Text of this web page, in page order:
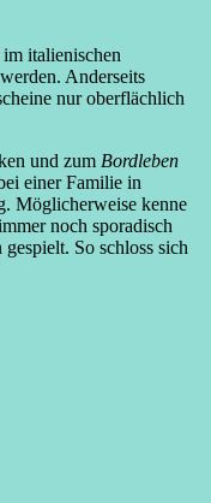
im italienischen
Anderseits
nur oberflächlich
und zum Bordleben
einer Familie in
Möglicherweise kenne
noch sporadisch
So schloss sich